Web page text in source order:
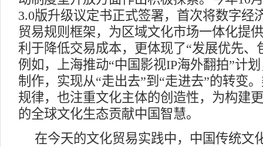
3.0版升级议定书正式签署，首次将数字经
贸易规则框架，为区域文化市场一体化提
利于降低交易成本，更体现了“发展优先、
例如，上海推动“中国影视IP海外翻拍”计
制作，实现从“走出去”到“走进去”的转变
规律，也注重文化主体的创造性，为构建
的全球文化生态贡献中国智慧。
在今天的文化贸易实践中，中国传统文